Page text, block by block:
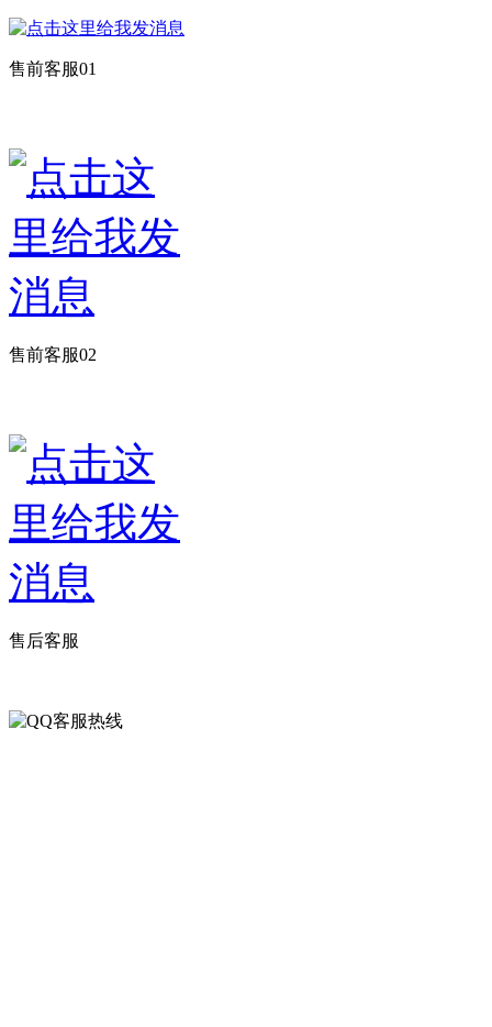
售前客服01
售前客服02
售后客服